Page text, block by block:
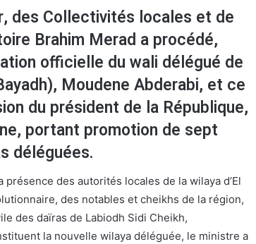
des Collectivités locales et de
Brahim Merad a procédé,
officielle du wali délégué de
Moudene Abderabi, et ce
du président de la République,
portant promotion de sept
déléguées.
des autorités locales de la wilaya d’El
des notables et cheikhs de la région,
des daïras de Labiodh Sidi Cheikh,
la nouvelle wilaya déléguée, le ministre a